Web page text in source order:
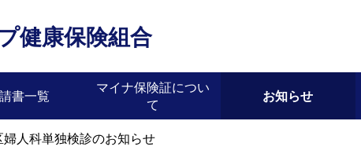
健康保険組合
書一覧
マイナ保険証につい
て
お知らせ
婦人科単独検診のお知らせ